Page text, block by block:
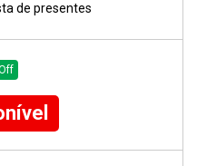
de presentes